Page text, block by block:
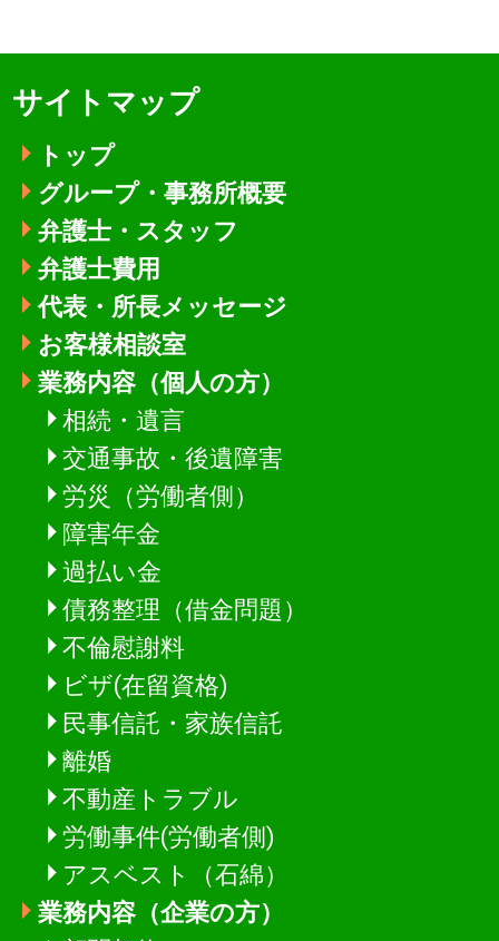
サイトマップ
トップ
グループ・事務所概要
弁護士・スタッフ
弁護士費用
代表・所長メッセージ
お客様相談室
業務内容（個人の方）
相続・遺言
交通事故・後遺障害
労災（労働者側）
障害年金
過払い金
債務整理（借金問題）
不倫慰謝料
ビザ(在留資格)
民事信託・家族信託
離婚
不動産トラブル
労働事件(労働者側)
アスベスト（石綿）
業務内容（企業の方）